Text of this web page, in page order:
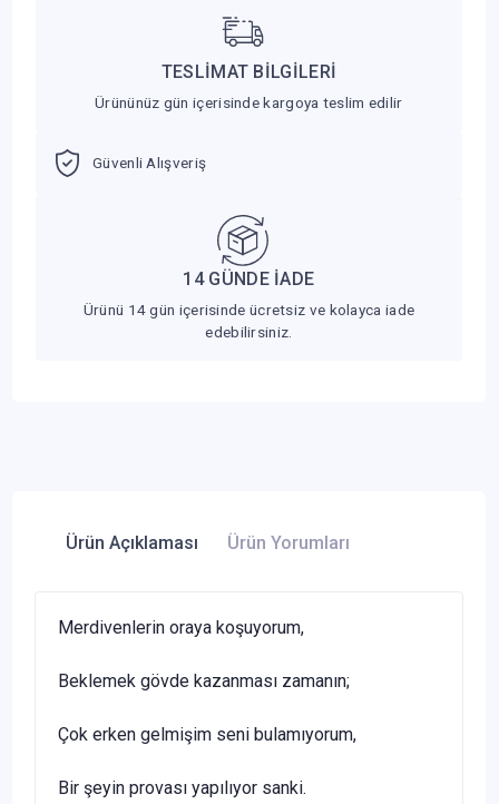
TESLİMAT BİLGİLERİ
Ürününüz gün içerisinde kargoya teslim edilir
Güvenli Alışveriş
14 GÜNDE İADE
Ürünü 14 gün içerisinde ücretsiz ve kolayca iade
edebilirsiniz.
Ürün Açıklaması Ürün Yorumları
Merdivenlerin oraya koşuyorum,
Beklemek gövde kazanması zamanın;
Çok erken gelmişim seni bulamıyorum,
Bir şeyin provası yapılıyor sanki.